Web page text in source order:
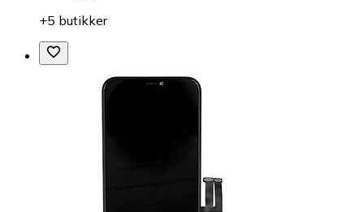
+5 butikker